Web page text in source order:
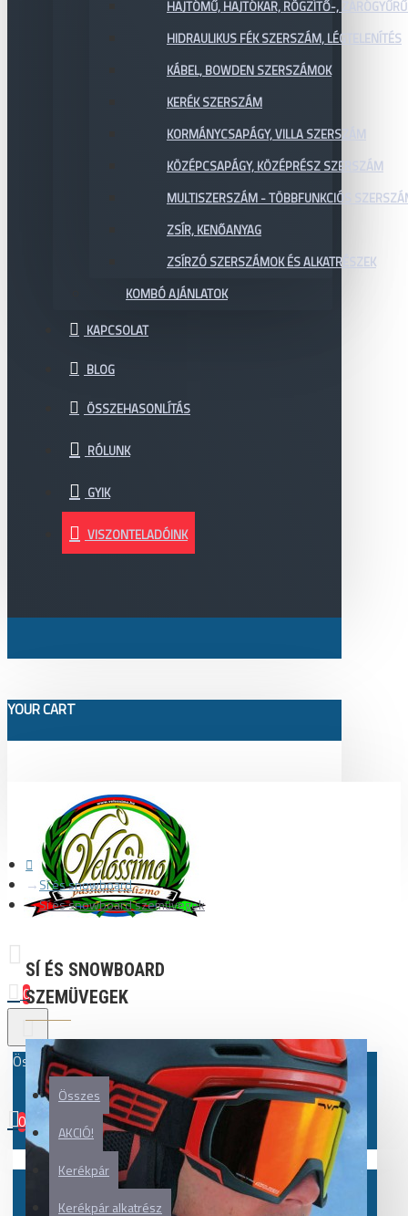
HAJTÓMŰ, HAJTÓKAR, RÖGZÍTŐ-,
HIDRAULIKUS FÉK SZERSZÁM, LÉGTELENÍTÉS
KÁBEL, BOWDEN SZERSZÁMOK
KERÉK SZERSZÁM
KORMÁNYCSAPÁGY, VILLA SZERSZÁM
KÖZÉPCSAPÁGY, KÖZÉPRÉSZ SZERSZÁM
MULTISZERSZÁM - TÖBBFUNKCIÓS
ZSÍR, KENŐANYAG
ZSÍRZÓ SZERSZÁMOK ÉS ALKATRÉSZEK
KOMBÓ AJÁNLATOK
KAPCSOLAT
BLOG
ÖSSZEHASONLÍTÁS
RÓLUNK
GYIK
VISZONTELADÓINK
YOUR CART
0
Összes
Összes
AKCIÓ!
Kerékpár
Kerékpár alkatrész
0
Az Ön kosara üres!
Sí és snowboard
Sí és snowboard szemüvegek
SÍ ÉS SNOWBOARD
SZEMÜVEGEK